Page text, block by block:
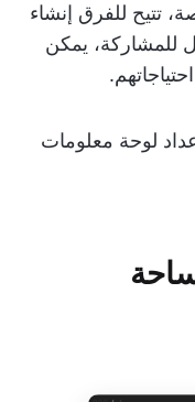
تتيح للفرق إنشاء
للمشاركة، يمكن
لوحة معلومات
مساحة